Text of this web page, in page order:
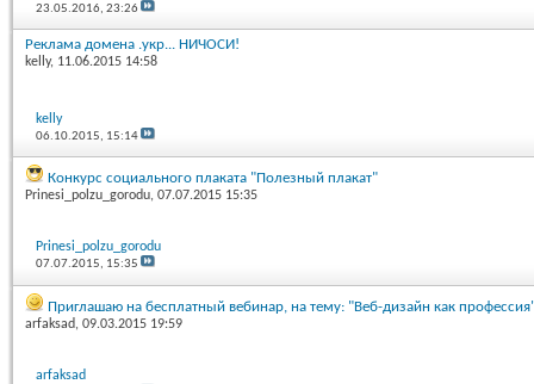
23.05.2016,23:26
Реклама домена .укр... НИЧОСИ!
kelly, 11.06.2015 14:58
kelly
06.10.2015, 15:14
Конкурс социального плаката "Полезный плакат"
Prinesi_polzu_gorodu, 07.07.2015 15:35
Prinesi_polzu_gorodu
07.07.2015, 15:35
Приглашаю на бесплатный вебинар, на тему: "Веб-дизайн как
arfaksad, 09.03.2015 19:59
arfaksad